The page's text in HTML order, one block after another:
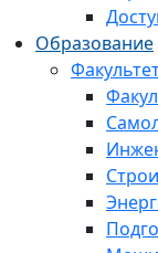
Образование